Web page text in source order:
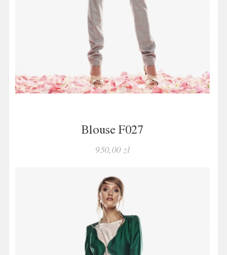
Blouse F027
950,00 zł